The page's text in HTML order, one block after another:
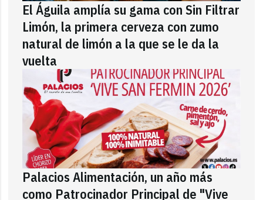
El Águila amplía su gama con Sin Filtrar
Limón, la primera cerveza con zumo
natural de limón a la que se le da la
vuelta
Palacios Alimentación, un año más
como Patrocinador Principal de "Vive